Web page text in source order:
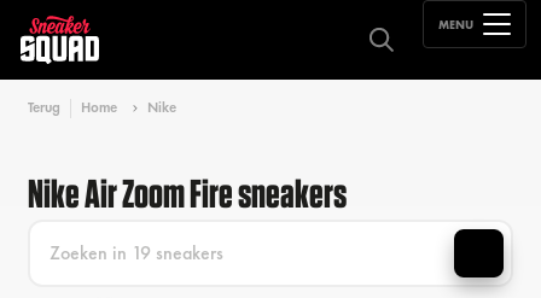
MENU
Terug Home Nike
Nike Air Zoom Fire sneakers